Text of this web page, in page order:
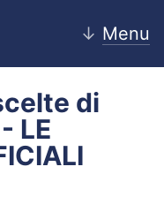
↓ Menu
di
LE